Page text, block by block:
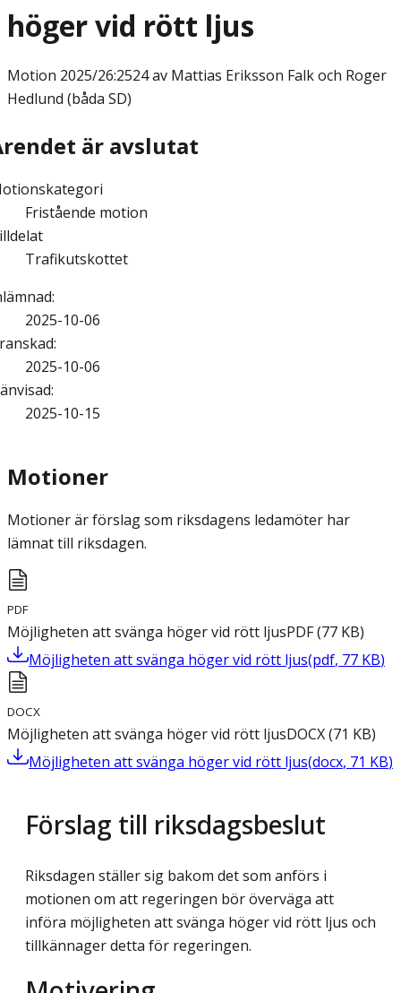
höger vid rött ljus
Motion 2025/26:2524 av Mattias Eriksson Falk och Roger
Hedlund (båda SD)
är avslutat
Fristående motion
Trafikutskottet
:
2025-10-06
:
2025-10-06
:
2025-10-15
Motioner
Motioner är förslag som riksdagens ledamöter har
lämnat till riksdagen.
PDF
Möjligheten att svänga höger vid rött ljusPDF(77 KB)
Möjligheten att svänga höger vid rött ljus(pdf, 77 KB)
DOCX
Möjligheten att svänga höger vid rött ljusDOCX(71 KB)
Möjligheten att svänga höger vid rött ljus(docx, 71 KB)
Förslag till riksdagsbeslut
Riksdagen ställer sig bakom det som anförs i
motionen om att regeringen bör överväga att
införa möjligheten att svänga höger vid rött ljus och
tillkännager detta för regeringen.